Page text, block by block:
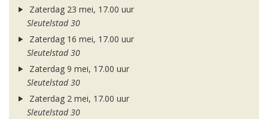
Zaterdag 23 mei, 17.00 uur
Sleutelstad 30
Zaterdag 16 mei, 17.00 uur
Sleutelstad 30
Zaterdag 9 mei, 17.00 uur
Sleutelstad 30
Zaterdag 2 mei, 17.00 uur
Sleutelstad 30